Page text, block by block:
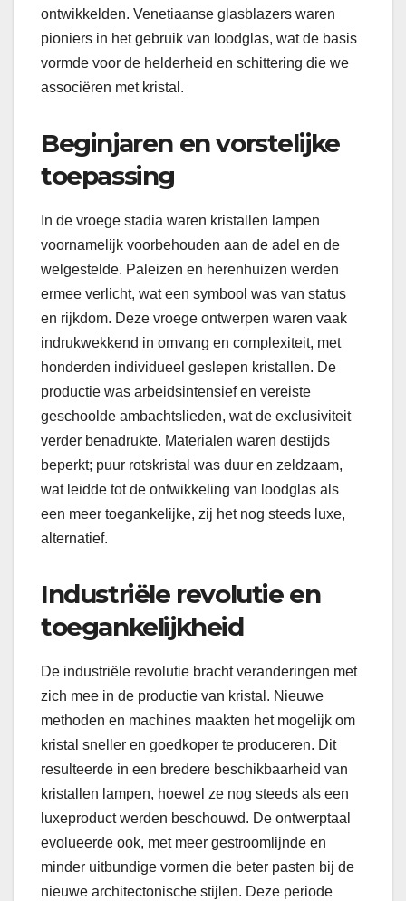
ontwikkelden. Venetiaanse glasblazers waren
pioniers in het gebruik van loodglas, wat de basis
vormde voor de helderheid en schittering die we
associëren met kristal.
Beginjaren en vorstelijke
toepassing
In de vroege stadia waren kristallen lampen
voornamelijk voorbehouden aan de adel en de
welgestelde. Paleizen en herenhuizen werden
ermee verlicht, wat een symbool was van status
en rijkdom. Deze vroege ontwerpen waren vaak
indrukwekkend in omvang en complexiteit, met
honderden individueel geslepen kristallen. De
productie was arbeidsintensief en vereiste
geschoolde ambachtslieden, wat de exclusiviteit
verder benadrukte. Materialen waren destijds
beperkt; puur rotskristal was duur en zeldzaam,
wat leidde tot de ontwikkeling van loodglas als
een meer toegankelijke, zij het nog steeds luxe,
alternatief.
Industriële revolutie en
toegankelijkheid
De industriële revolutie bracht veranderingen met
zich mee in de productie van kristal. Nieuwe
methoden en machines maakten het mogelijk om
kristal sneller en goedkoper te produceren. Dit
resulteerde in een bredere beschikbaarheid van
kristallen lampen, hoewel ze nog steeds als een
luxeproduct werden beschouwd. De ontwerptaal
evolueerde ook, met meer gestroomlijnde en
minder uitbundige vormen die beter pasten bij de
nieuwe architectonische stijlen. Deze periode